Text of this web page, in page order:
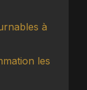
à
les